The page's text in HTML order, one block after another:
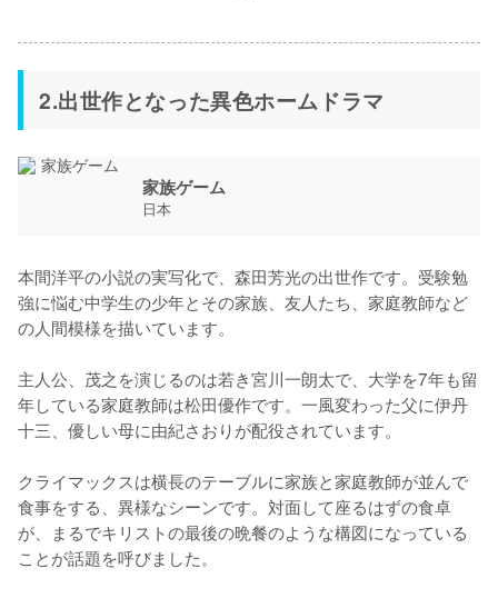
2.出世作となった異色ホームドラマ
家族ゲーム
日本
本間洋平の小説の実写化で、森田芳光の出世作です。受験勉
強に悩む中学生の少年とその家族、友人たち、家庭教師など
の人間模様を描いています。
主人公、茂之を演じるのは若き宮川一朗太で、大学を7年も留
年している家庭教師は松田優作です。一風変わった父に伊丹
十三、優しい母に由紀さおりが配役されています。
クライマックスは横長のテーブルに家族と家庭教師が並んで
食事をする、異様なシーンです。対面して座るはずの食卓
が、まるでキリストの最後の晩餐のような構図になっている
ことが話題を呼びました。